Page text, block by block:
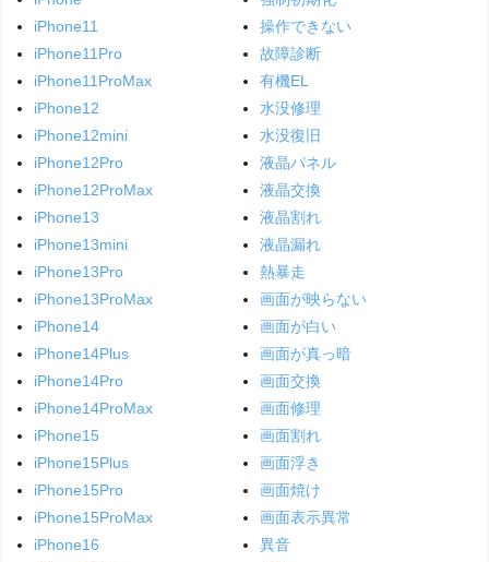
iPhone11
iPhone11Pro
iPhone11ProMax
iPhone12
iPhone12mini
iPhone12Pro
iPhone12ProMax
iPhone13
iPhone13mini
iPhone13Pro
iPhone13ProMax
iPhone14
iPhone14Plus
iPhone14Pro
iPhone14ProMax
iPhone15
iPhone15Plus
iPhone15Pro
iPhone15ProMax
iPhone16
操作できない
故障診断
有機EL
水没修理
水没復旧
液晶パネル
液晶交換
液晶割れ
液晶漏れ
熱暴走
画面が映らない
画面が白い
画面が真っ暗
画面交換
画面修理
画面割れ
画面浮き
画面焼け
画面表示異常
異音